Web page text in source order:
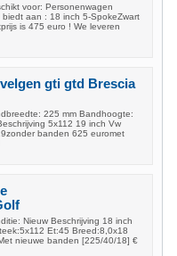
voor: Personenwagen
aan : 18 inch 5-SpokeZwart
is 475 euro ! We leveren
gti gtd Brescia
225 mm Bandhoogte:
5x112 19 inch Vw
banden 625 euromet
Nieuw Beschrijving 18 inch
Et:45 Breed:8,0x18
nieuwe banden [225/40/18] €